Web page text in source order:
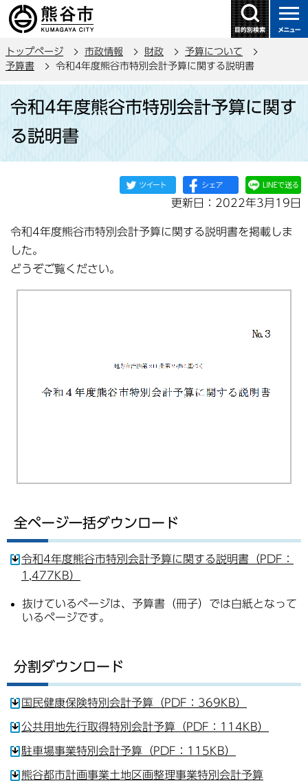
の
ー
す
トップページ 市政情報 財政
予算について
予算書
令和4年度熊谷市特別会計予算に関する説明書
か
令和4年度熊谷市特別会計予算に関す
る説明書
更新日：2022年3月19日
令和4年度熊谷市特別会計予算に関する説明書を掲載しま
した。
どうぞご覧ください。
全ページ一括ダウンロード
令和4年度熊谷市特別会計予算に関する説明書（PDF：
1,477KB）
抜けているページは、予算書（冊子）では白紙となって
いるページです。
分割ダウンロード
国民健康保険特別会計予算（PDF：369KB）
公共用地先行取得特別会計予算（PDF：114KB）
駐車場事業特別会計予算（PDF：115KB）
熊谷都市計画事業土地区画整理事業特別会計予算